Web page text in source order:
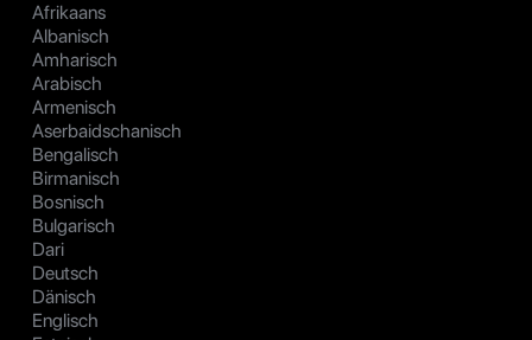
Afrikaans
Albanisch
Amharisch
Arabisch
Armenisch
Aserbaidschanisch
Bengalisch
Birmanisch
Bosnisch
Bulgarisch
Dari
Deutsch
Dänisch
Englisch